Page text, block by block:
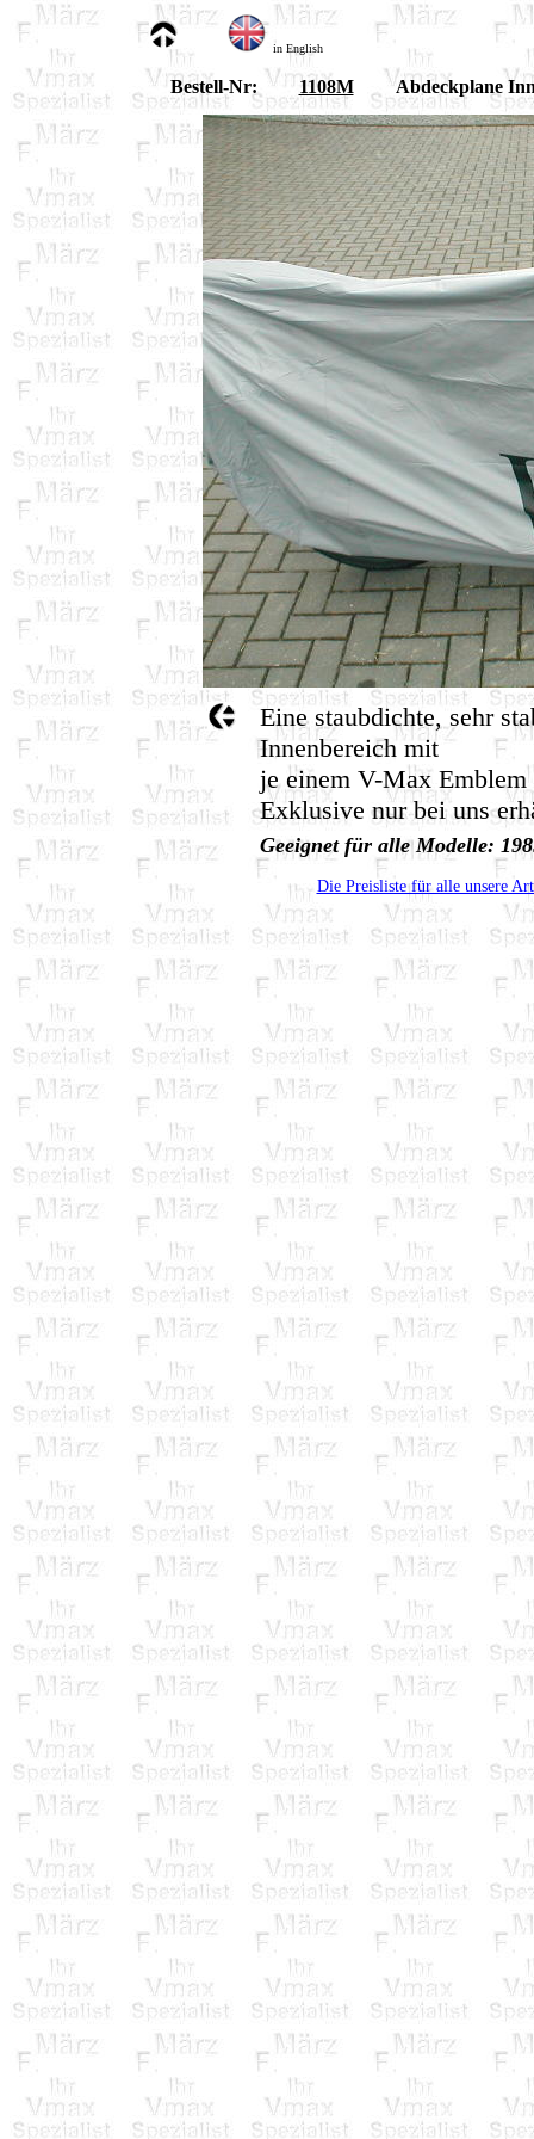
in English
Bestell-Nr: 1108M Abdeckplane
Eine staubdichte, sehr
Innenbereich mit
je einem V-Max
Exklusive nur bei uns
Geeignet für alle Modelle:
Die Preisliste für alle unsere